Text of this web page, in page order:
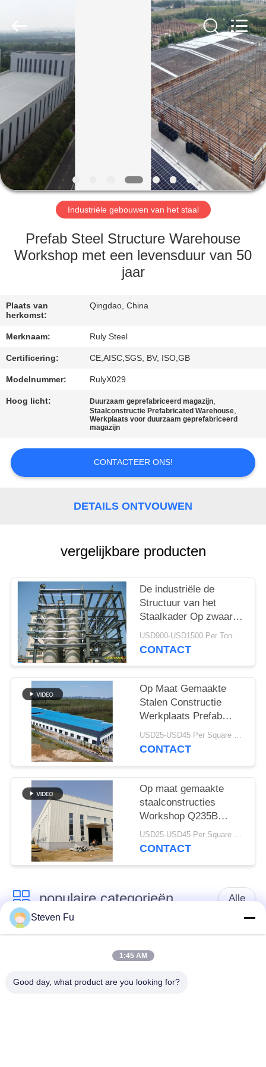
HUIS
PRODUCTEN
VIDEOS
VR-
SHOW
ONGEVEER
ONS
CONTACTEER
ONS
FOUTENOPLOSSING
POLICY
Co.,Ltd.
All
Rights
Reserved.
Industriële gebouwen van het staal
Prefab Steel Structure Warehouse
Workshop met een levensduur van 50
jaar
Plaats van
herkomst:
Qingdao, China
Merknaam: Ruly Steel
Certificering: CE,AISC,SGS, BV, ISO,GB
Modelnummer: RulyX029
Hoog licht: Duurzaam geprefabriceerd magazijn,
Staalconstructie Prefabricated Warehouse,
Werkplaats voor duurzaam geprefabriceerd
magazijn
CONTACTEER ONS!
DETAILS ONTVOUWEN
vergelijkbare producten
De industriële de
Structuur van het
Staalkader Op zwaar
werk berekende Bouw
van de de
USD900-USD1500 Per Ton MOQ:50 ton
CONTACT
Op Maat Gemaakte
Stalen Constructie
Werkplaats Prefab
Gebouw Q235B Q355BUSD25-USD45 Per Square Meter MOQ:200 vierkante meter
CONTACT
Op maat gemaakte
staalconstructies
Workshop Q235B
Q355B ASTM A36
USD25-USD45 Per Square Meter MOQ:200 vierkante meter
CONTACT
populaire categorieën Alle
stalen structuur
De Workshop van de
staalstructuur
de bouw van de
De vervaardiging van
Steven Fu
1:45 AM
Good day, what product are you looking for?